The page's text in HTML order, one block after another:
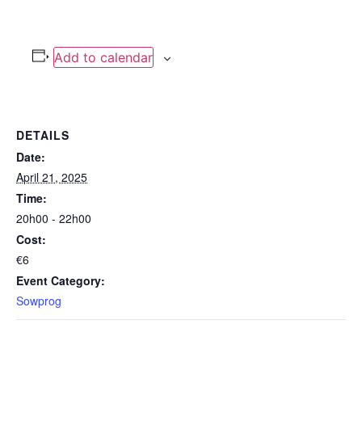
Add to calendar
DETAILS
Date:
April 21, 2025
Time:
20h00 - 22h00
Cost:
€6
Event Category:
Sowprog